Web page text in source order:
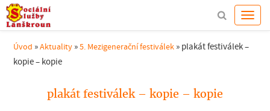
Úvod »Aktuality »5. Mezigenerační festiválek » plakát festiválek –
kopie – kopie
plakát festiválek – kopie – kopie